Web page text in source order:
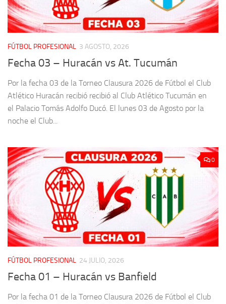
FÚTBOL PROFESIONAL 3 AGOSTO, 2026
Fecha 03 – Huracán vs At. Tucumán
Por la fecha 03 de la Torneo Clausura 2026 de Fútbol el Club
Atlético Huracán recibió recibió al Club Atlético Tucumán en
el Palacio Tomás Adolfo Ducó. El lunes 03 de Agosto por la
noche el Club...
0
FÚTBOL PROFESIONAL 24 JULIO, 2026
Fecha 01 – Huracán vs Banfield
Por la fecha 01 de la Torneo Clausura 2026 de Fútbol el Club